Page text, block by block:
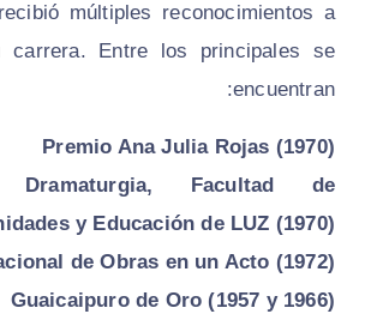
múltiples reconocimientos a
carrera. Entre los principales se
encuentran:
Premio Ana Julia Rojas (1970)
Facultad de
y Educación de LUZ (1970)
de Obras en un Acto (1972)
Guaicaipuro de Oro (1957 y 1966)